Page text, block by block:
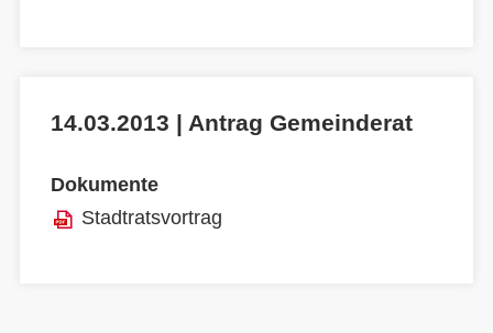
14.03.2013 | Antrag Gemeinderat
Dokumente
Stadtratsvortrag